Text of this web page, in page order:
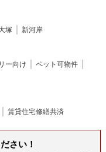
塚 新河岸
ー向け
ペット可物件
賃貸住宅修繕共済
さい！